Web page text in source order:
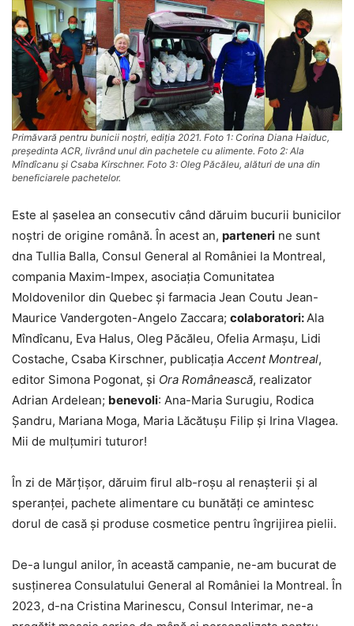
Primăvară pentru bunicii noștri, ediția 2021. Foto 1: Corina Diana Haiduc,
președinta ACR, livrând unul din pachetele cu alimente. Foto 2: Ala
Mîndîcanu și Csaba Kirschner. Foto 3: Oleg Păcăleu, alături de una din
beneficiarele pachetelor.
Este al șaselea an consecutiv când dăruim bucurii bunicilor
noștri de origine română. În acest an, parteneri ne sunt
dna Tullia Balla, Consul General al României la Montreal,
compania Maxim-Impex, asociația Comunitatea
Moldovenilor din Quebec și farmacia Jean Coutu Jean-
Maurice Vandergoten-Angelo Zaccara; colaboratori:Ala
Mîndîcanu, Eva Halus, Oleg Păcăleu, Ofelia Armașu, Lidi
Costache, Csaba Kirschner, publicația Accent Montreal,
editor Simona Pogonat, și Ora Românească, realizator
Adrian Ardelean; benevoli: Ana-Maria Surugiu, Rodica
Șandru, Mariana Moga, Maria Lăcătușu Filip și Irina Vlagea.
Mii de mulțumiri tuturor!
În zi de Mărțișor, dăruim firul alb-roșu al renașterii și al
speranței, pachete alimentare cu bunătăți ce amintesc
dorul de casă și produse cosmetice pentru îngrijirea pielii.
De-a lungul anilor, în această campanie, ne-am bucurat de
susținerea Consulatului General al României la Montreal. În
2023, d-na Cristina Marinescu, Consul Interimar, ne-a